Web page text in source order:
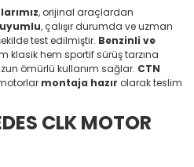
, orijinal araçlardan
, çalışır durumda ve uzman
test edilmiştir. Benzinli ve
klasik hem sportif sürüş tarzına
ömürlü kullanım sağlar. CTN
montaja hazır olarak teslim
CLK MOTOR